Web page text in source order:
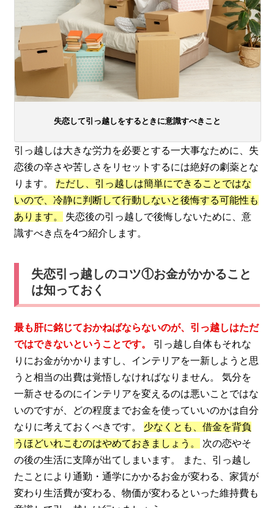
失恋して引っ越しをするときに意識すべきこと
引っ越しは大きな労力を必要とする一大事なために、失
恋後の辛さや苦しさをリセットするには絶好の劇薬とな
ります。 ただし、引っ越しは簡単にできることではな
いので、冷静に判断して行動しないと後悔する可能性も
あります。
失恋後の引っ越しで後悔しないために、意
識すべき点を4つ紹介します。
失恋引っ越しのコツ①お金がかかること
は知っておく
最も肝に銘じておかねばならないのが、引っ越しはただ
ではできないということです。
引っ越し自体もそれな
りにお金がかかりますし、インテリアを一新しようと思
うと相当の出費は覚悟しなければなりません。 気分を
一新させるのにインテリアを変えるのは悪いことではな
いのですが、どの程度までお金を使っていいのかは自分
なりに考えておくべきです。 少なくとも、借金を背負
うほどいれこむのはやめておきましょう。
次の恋やそ
の後の生活に支障が出てしまいます。 また、引っ越し
たことにより通勤・通学にかかるお金が変わる、家賃が
変わり生活費が変わる、物価が変わるといった維持費も